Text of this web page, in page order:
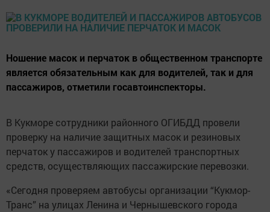
Ношение масок и перчаток в общественном транспорте
является обязательным как для водителей, так и для
пассажиров, отметили госавтоинспекторы.
В Кукморе сотрудники районного ОГИБДД провели
проверку на наличие защитных масок и резиновых
перчаток у пассажиров и водителей транспортных
средств, осуществляющих пассажирские перевозки.
«Сегодня проверяем автобусы организации “Кукмор-
Транс” на улицах Ленина и Чернышевского города